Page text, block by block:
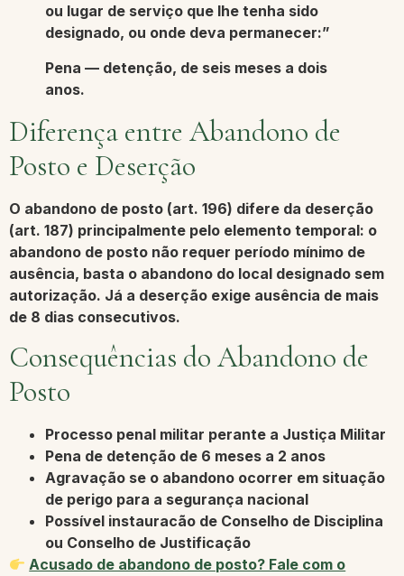
ou lugar de serviço que lhe tenha sido
designado, ou onde deva permanecer:”
Pena — detenção, de seis meses a dois
anos.
Diferença entre Abandono de
Posto e Deserção
O abandono de posto (art. 196) difere da deserção
(art. 187) principalmente pelo elemento temporal: o
abandono de posto não requer período mínimo de
ausência, basta o abandono do local designado sem
autorização. Já a deserção exige ausência de mais
de 8 dias consecutivos.
Consequências do Abandono de
Posto
Processo penal militar perante a Justiça Militar
Pena de detenção de 6 meses a 2 anos
Agravação se o abandono ocorrer em situação
de perigo para a segurança nacional
Possível instauracão de Conselho de Disciplina
ou Conselho de Justificação
Acusado de abandono de posto? Fale com o